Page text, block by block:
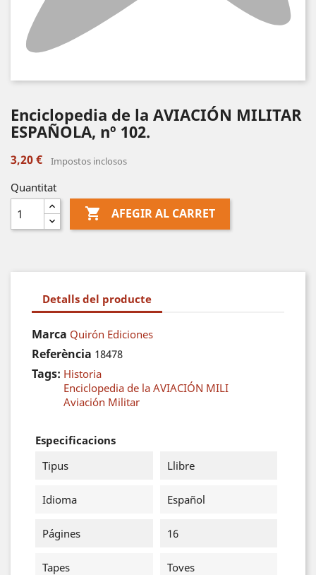
Enciclopedia de la AVIACIÓN MILITAR
ESPAÑOLA, nº 102.
3,20 € Impostos inclosos
Quantitat
 AFEGIR AL CARRET
Detalls del producte
Marca Quirón Ediciones
Referència 18478
Tags: Historia
Enciclopedia de la AVIACIÓN MILI
Aviación Militar
Especificacions
Tipus
Llibre
Idioma Español
Págines 16
Tapes Toves